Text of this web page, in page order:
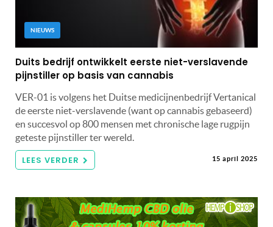
NIEUWS
Duits bedrijf ontwikkelt eerste niet-verslavende
pijnstiller op basis van cannabis
VER-01 is volgens het Duitse medicijnenbedrijf Vertanical
de eerste niet-verslavende (want op cannabis gebaseerd)
en succesvol op 800 mensen met chronische lage rugpijn
geteste pijnstiller ter wereld.
LEES VERDER 15 april 2025